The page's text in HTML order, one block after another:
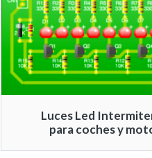
Luces Led
para coches y